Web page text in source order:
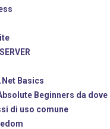
Basics
Beginners da
di uso comune